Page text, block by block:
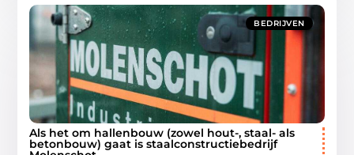
BEDRIJVEN
Als het om hallenbouw (zowel hout-, staal- als
betonbouw) gaat is staalconstructiebedrijf